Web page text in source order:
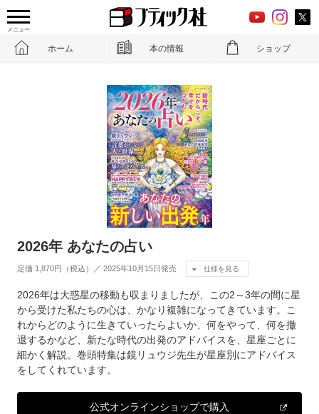
メニュー
ホーム 本の情報 ショップ
2026年 あなたの占い
定価 1,870円（税込）／ 2025年10月15日発売 仕様を見る
2026年は大惑星の移動も収まりましたが、この2～3年の間に星
から受けた私たちの心は、かなり複雑になってきています。こ
れからどのように生きていったらよいか、何をやって、何を撤
退するかなど、新たな時代の出発のアドバイスを、星座ごとに
細かく解説。巻頭特集は鏡リュウジ先生が星座別にアドバイス
をしてくれています。
公式オンラインショップで購入